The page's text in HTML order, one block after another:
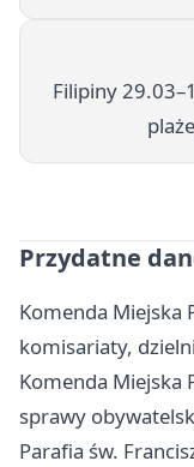
Filipiny
Przydatne
Komenda Miejska
komisariaty,
Komenda Miejska
sprawy
Parafia św.